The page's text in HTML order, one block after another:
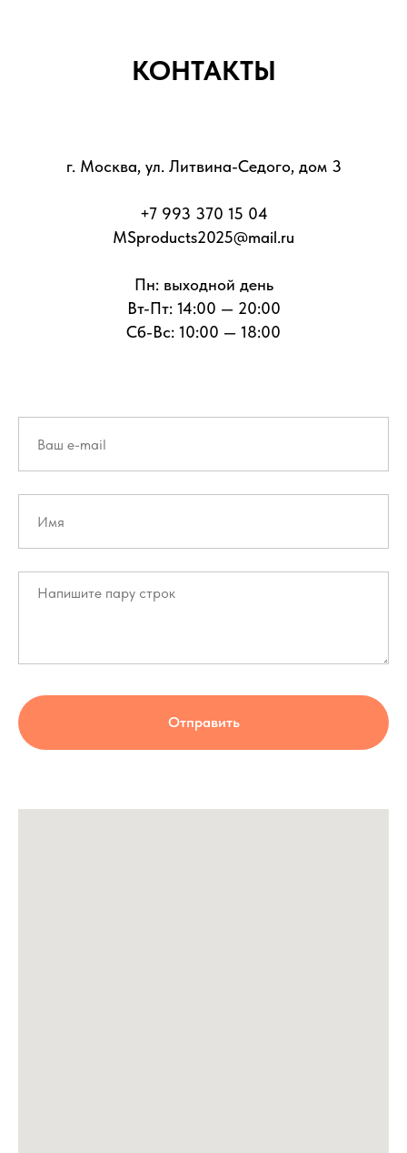
КОНТАКТЫ
г. Москва, ул. Литвина-Седого, дом 3
+7 993 370 15 04
MSproducts2025@mail.ru
Пн: выходной день
Вт-Пт: 14:00 — 20:00
Сб-Вс: 10:00 — 18:00
Отправить